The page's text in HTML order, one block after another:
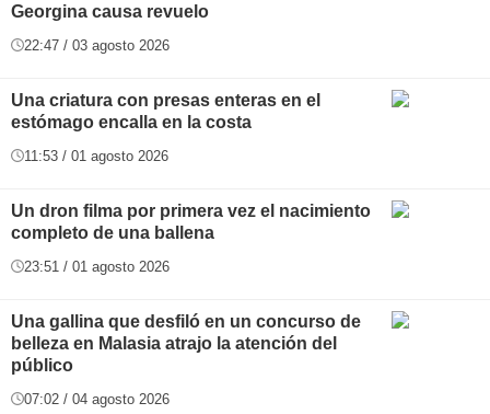
Georgina causa revuelo
22:47 / 03 agosto 2026
Una criatura con presas enteras en el
estómago encalla en la costa
11:53 / 01 agosto 2026
Un dron filma por primera vez el nacimiento
completo de una ballena
23:51 / 01 agosto 2026
Una gallina que desfiló en un concurso de
belleza en Malasia atrajo la atención del
público
07:02 / 04 agosto 2026